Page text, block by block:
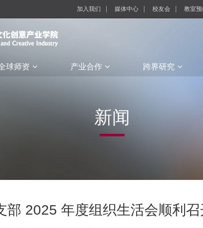
加入我们 媒体中心 校友会 教室
球师资 产业合作 跨界研究
新闻
部 2025 年度组织生活会顺利召